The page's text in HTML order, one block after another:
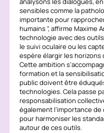
sensibles comme la
importante pour
humains , affirme Maxime
technologie avec des
le suivi oculaire ou les
espère élargir les horizons
Cette ambition
formation et la
public doivent être
technologies. Cela passe
responsabilisation
également l’importance
pour harmoniser les
autour de ces outils.